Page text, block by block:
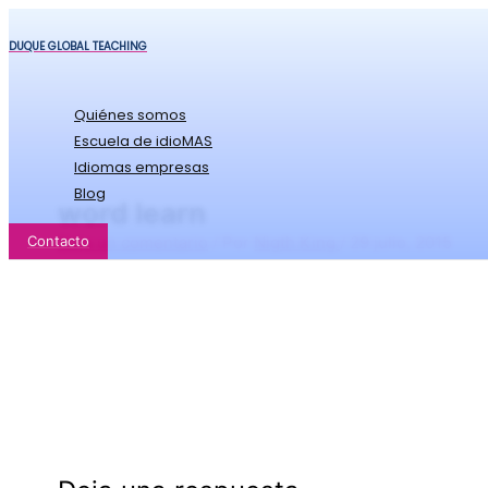
al
DUQUE GLOBAL TEACHING
Quiénes somos
Escuela de idioMAS
Idiomas empresas
Blog
Contacto
word learn
Deja un comentario